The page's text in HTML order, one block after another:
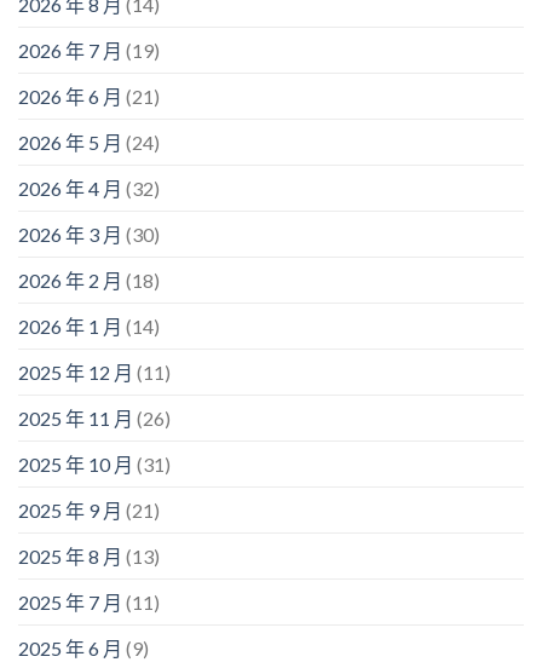
2026 年 7 月 (19)
2026 年 6 月 (21)
2026 年 5 月 (24)
2026 年 4 月 (32)
2026 年 3 月 (30)
2026 年 2 月 (18)
2026 年 1 月 (14)
2025 年 12 月 (11)
2025 年 11 月 (26)
2025 年 10 月 (31)
2025 年 9 月 (21)
2025 年 8 月 (13)
2025 年 7 月 (11)
2025 年 6 月 (9)